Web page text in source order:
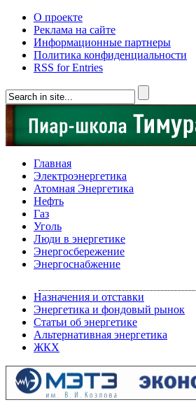
О проекте
Реклама на сайте
Информационные партнеры
Политика конфиденциальности
RSS for Entries
Главная
Электроэнергетика
Атомная Энергетика
Нефть
Газ
Уголь
Люди в энергетике
Энергосбережение
Энергоснабжение
Назначения и отставки
Энергетика и фондовый рынок
Статьи об энергетике
Альтернативная энергетика
ЖКХ